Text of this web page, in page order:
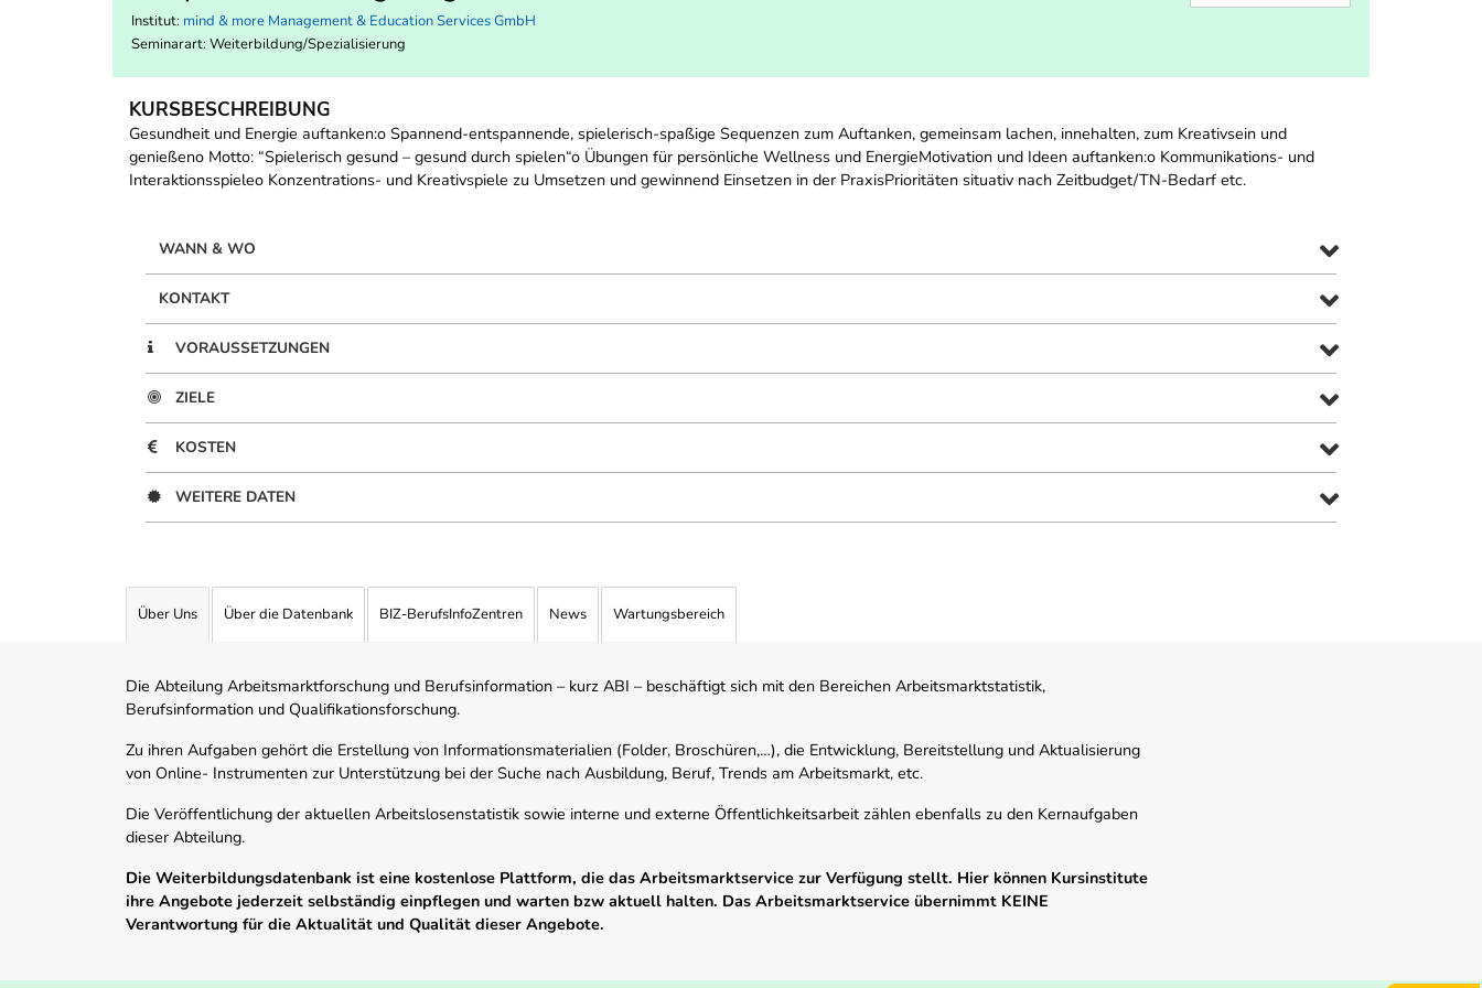
Institut: mind & more Management & Education Services GmbH
Seminarart: Weiterbildung/Spezialisierung
KURSBESCHREIBUNG
Gesundheit und Energie auftanken:o Spannend-entspannende, spielerisch-spaßige Sequenzen zum Auftanken, gemeinsam lachen, innehalten, zum Kreativsein und
genießeno Motto: “Spielerisch gesund – gesund durch spielen“o Übungen für persönliche Wellness und EnergieMotivation und Ideen auftanken:o Kommunikations- und
Interaktionsspieleo Konzentrations- und Kreativspiele zu Umsetzen und gewinnend Einsetzen in der PraxisPrioritäten situativ nach Zeitbudget/TN-Bedarf etc.
WANN & WO
KONTAKT
VORAUSSETZUNGEN
ZIELE
KOSTEN
WEITERE DATEN
Über Uns Über die Datenbank BIZ-BerufsInfoZentren News Wartungsbereich
Die Abteilung Arbeitsmarktforschung und Berufsinformation – kurz ABI – beschäftigt sich mit den Bereichen Arbeitsmarktstatistik,
Berufsinformation und Qualifikationsforschung.
Zu ihren Aufgaben gehört die Erstellung von Informationsmaterialien (Folder, Broschüren,…), die Entwicklung, Bereitstellung und Aktualisierung
von Online- Instrumenten zur Unterstützung bei der Suche nach Ausbildung, Beruf, Trends am Arbeitsmarkt, etc.
Die Veröffentlichung der aktuellen Arbeitslosenstatistik sowie interne und externe Öffentlichkeitsarbeit zählen ebenfalls zu den Kernaufgaben
dieser Abteilung.
Die Weiterbildungsdatenbank ist eine kostenlose Plattform, die das Arbeitsmarktservice zur Verfügung stellt. Hier können Kursinstitute
ihre Angebote jederzeit selbständig einpflegen und warten bzw aktuell halten. Das Arbeitsmarktservice übernimmt KEINE
Verantwortung für die Aktualität und Qualität dieser Angebote.